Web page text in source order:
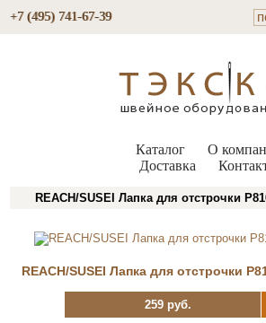
+7 (495) 741-67-39
Каталог
О
Доставка
REACH/SUSEI Лапка для отстрочки
REACH/SUSEI Лапка для отстрочки
259 руб.